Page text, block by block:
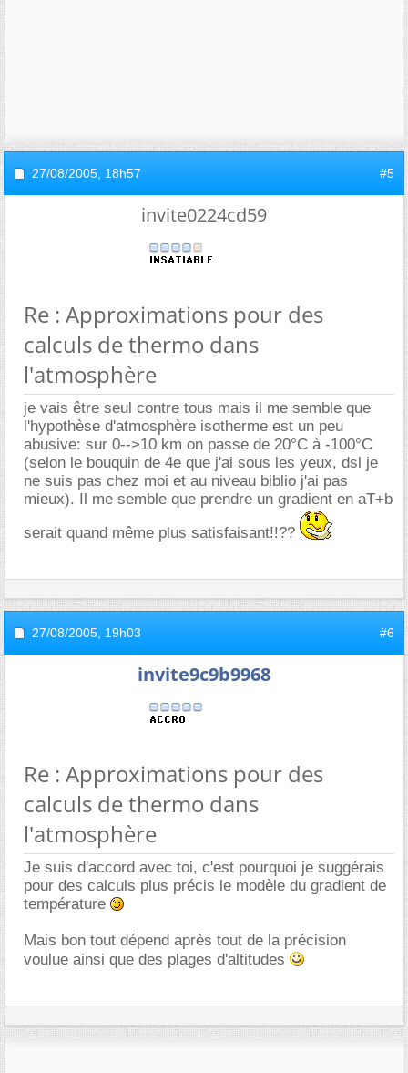
27/08/2005, 18h57 #5
invite0224cd59
Re : Approximations pour des
calculs de thermo dans
l'atmosphère
je vais être seul contre tous mais il me semble que
l'hypothèse d'atmosphère isotherme est un peu
abusive: sur 0-->10 km on passe de 20°C à -100°C
(selon le bouquin de 4e que j'ai sous les yeux, dsl je
ne suis pas chez moi et au niveau biblio j'ai pas
mieux). Il me semble que prendre un gradient en aT+b
serait quand même plus satisfaisant!!??
27/08/2005, 19h03 #6
invite9c9b9968
Re : Approximations pour des
calculs de thermo dans
l'atmosphère
Je suis d'accord avec toi, c'est pourquoi je suggérais
pour des calculs plus précis le modèle du gradient de
température
Mais bon tout dépend après tout de la précision
voulue ainsi que des plages d'altitudes